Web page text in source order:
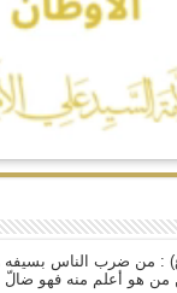
: من ضرب الناس
من هو أعلم منه فهو ضالّ